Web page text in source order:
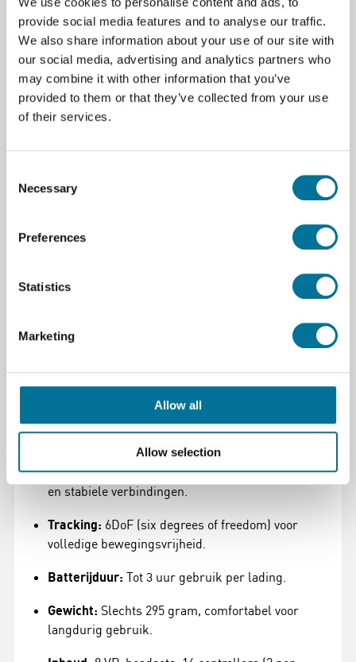
provide social media features and to analyse our traffic.
We also share information about your use of our site with
our social media, advertising and analytics partners who
may combine it with other information that you’ve
provided to them or that they’ve collected from your use
of their services.
Selection
Necessary
Preferences
Statistics
Marketing
Allow all
Allow selection
transport.
Een gebruiksvriendelijke Galaxy A9 tablet voor
bediening en beheer.
Een betrouwbare TP-Link router voor een stabiele
draadloze verbinding.
VR in te zetten voor educatieve toepassingen.
education kit
per oog), voor indrukwekkende beeldkwaliteit.
geoptimaliseerd voor krachtige VR-prestaties.
Opslag:256 GB, voldoende ruimte voor educatieve
content en apps.
Connectiviteit:Wi-Fi 6 en Bluetooth voor snelle
en stabiele verbindingen.
Tracking: 6DoF (six degrees of freedom) voor
volledige bewegingsvrijheid.
Batterijduur: Tot 3 uur gebruik per lading.
Gewicht: Slechts 295 gram, comfortabel voor
langdurig gebruik.